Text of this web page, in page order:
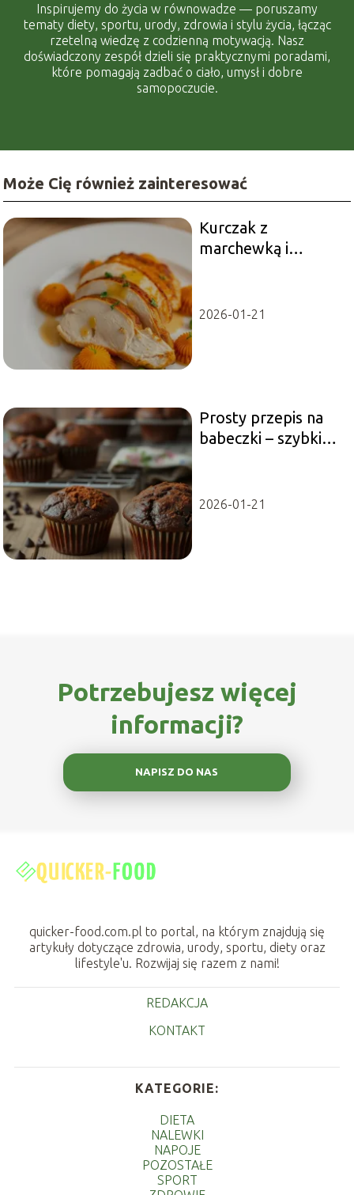
Inspirujemy do życia w równowadze — poruszamy
tematy diety, sportu, urody, zdrowia i stylu życia, łącząc
rzetelną wiedzę z codzienną motywacją. Nasz
doświadczony zespół dzieli się praktycznymi poradami,
które pomagają zadbać o ciało, umysł i dobre
samopoczucie.
Może Cię również zainteresować
Kurczak z
marchewką i
2026-01-21
Prosty przepis na
babeczki – szybkie i
2026-01-21
Potrzebujesz więcej
informacji?
NAPISZ DO NAS
quicker-food.com.pl to portal, na którym znajdują się
artykuły dotyczące zdrowia, urody, sportu, diety oraz
lifestyle'u. Rozwijaj się razem z nami!
REDAKCJA
KONTAKT
KATEGORIE:
DIETA
NALEWKI
NAPOJE
POZOSTAŁE
SPORT